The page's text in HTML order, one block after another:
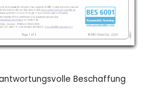
Beschaffung